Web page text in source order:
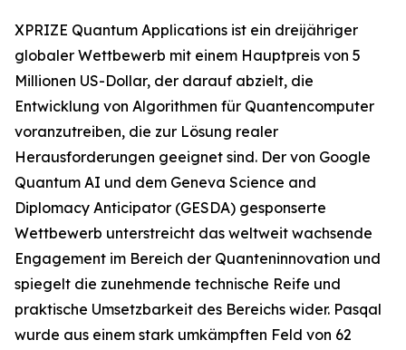
XPRIZE Quantum Applications ist ein dreijähriger
globaler Wettbewerb mit einem Hauptpreis von 5
Millionen US-Dollar, der darauf abzielt, die
Entwicklung von Algorithmen für Quantencomputer
voranzutreiben, die zur Lösung realer
Herausforderungen geeignet sind. Der von Google
Quantum AI und dem Geneva Science and
Diplomacy Anticipator (GESDA) gesponserte
Wettbewerb unterstreicht das weltweit wachsende
Engagement im Bereich der Quanteninnovation und
spiegelt die zunehmende technische Reife und
praktische Umsetzbarkeit des Bereichs wider. Pasqal
wurde aus einem stark umkämpften Feld von 62